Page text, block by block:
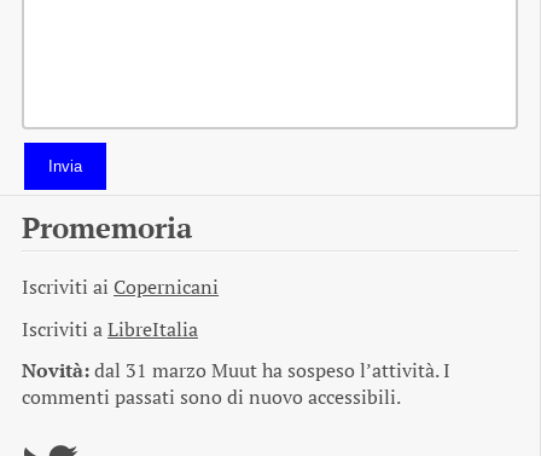
Invia
Promemoria
Iscriviti ai Copernicani
Iscriviti aLibreItalia
Novità:dal 31 marzo Muut ha sospeso l’attività. I
commenti passati sono di nuovo accessibili.